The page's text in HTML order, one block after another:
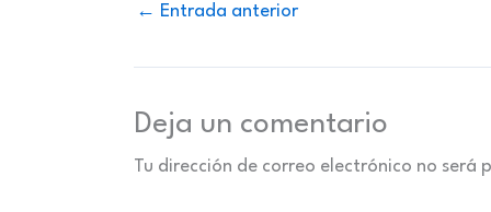
← Entrada anterior
Deja un comentario
Tu dirección de correo electrónico no será